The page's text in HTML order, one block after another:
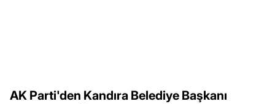
AK Parti'den Kandıra Belediye Başkanı